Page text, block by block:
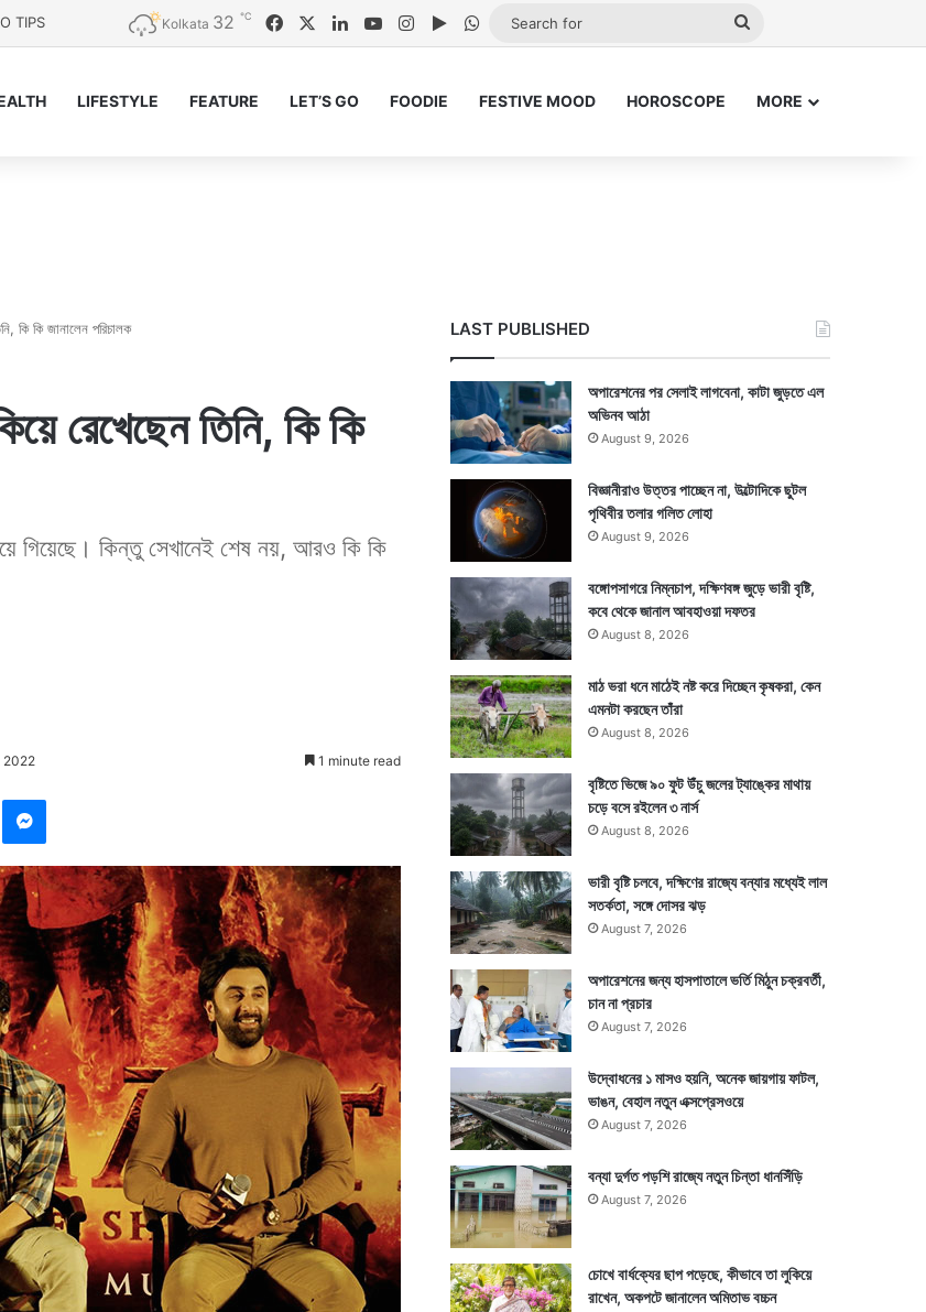
TIPS Kolkata 32 ℃ FacebookLinkedInYouTubeInstagram
Google Play
WhatsApp
LIFESTYLE FEATURE LET’S GO FOODIE FESTIVE MOOD HOROSCOPE MORE
কি কি জানালেন পরিচালক
রেখেছেন তিনি, কি কি
হয়ে গিয়েছে। কিন্তু সেখানেই শেষ নয়, আরও কি কি
2022 1 minute read
LAST PUBLISHED
অপারেশনের পর সেলাই লাগবেনা, কাটা জুড়তে এল
অভিনব আঠা
August 9, 2026
বিজ্ঞানীরাও উত্তর পাচ্ছেন না, উল্টোদিকে ছুটল
পৃথিবীর তলার গলিত লোহা
August 9, 2026
বঙ্গোপসাগরে নিম্নচাপ, দক্ষিণবঙ্গ জুড়ে ভারী বৃষ্টি,
কবে থেকে জানাল আবহাওয়া দফতর
August 8, 2026
মাঠ ভরা ধনে মাঠেই নষ্ট করে দিচ্ছেন কৃষকরা, কেন
এমনটা করছেন তাঁরা
August 8, 2026
বৃষ্টিতে ভিজে ৯০ ফুট উঁচু জলের ট্যাঙ্কের মাথায়
চড়ে বসে রইলেন ৩ নার্স
August 8, 2026
ভারী বৃষ্টি চলবে, দক্ষিণের রাজ্যে বন্যার মধ্যেই লাল
সতর্কতা, সঙ্গে দোসর ঝড়
August 7, 2026
অপারেশনের জন্য হাসপাতালে ভর্তি মিঠুন চক্রবর্তী,
চান না প্রচার
August 7, 2026
উদ্বোধনের ১ মাসও হয়নি, অনেক জায়গায় ফাটল,
ভাঙন, বেহাল নতুন এক্সপ্রেসওয়ে
August 7, 2026
বন্যা দুর্গত পড়শি রাজ্যে নতুন চিন্তা ধানসিঁড়ি
August 7, 2026
চোখে বার্ধক্যের ছাপ পড়েছে, কীভাবে তা লুকিয়ে
রাখেন, অকপটে জানালেন অমিতাভ বচ্চন